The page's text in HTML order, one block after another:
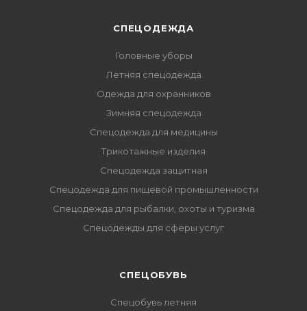
СПЕЦОДЕЖДА
Головные уборы
Летняя спецодежда
Одежда для охранников
Зимняя спецодежда
Спецодежда для медицины
Трикотажные изделия
Спецодежда защитная
Спецодежда для пищевой промышленности
Спецодежда для рыбалки, охоты и туризма
Спецодежды для сферы услуг
CПЕЦОБУВЬ
Спецобувь летняя